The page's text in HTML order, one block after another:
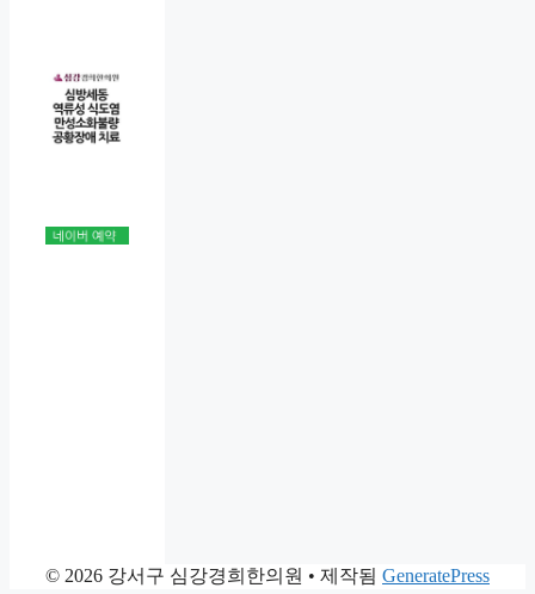
© 2026 강서구 심강경희한의원 • 제작됨 GeneratePress